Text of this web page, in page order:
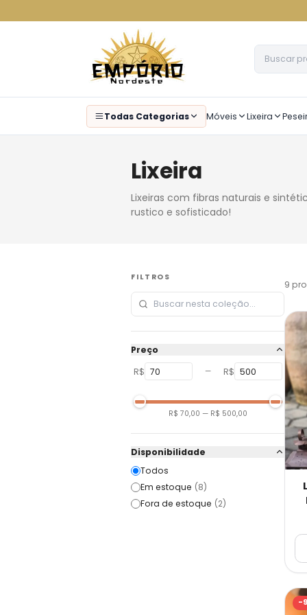
Todas Categorias Móveis Lixeira
Lixeira
Lixeiras com fibras naturais e
rustico e sofisticado!
FILTROS
Preço
R$
— R$
R$ 70,00 — R$ 500,00
Disponibilidade
Todos
Em estoque (8)
Fora de estoque (2)
9
-